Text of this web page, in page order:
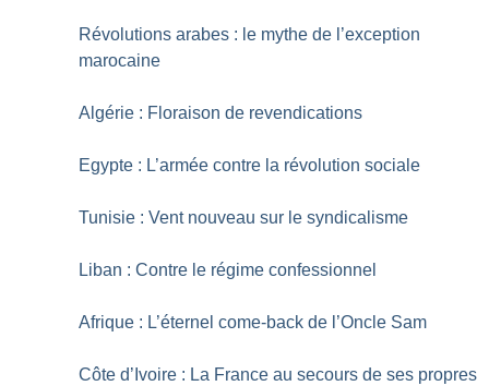
Révolutions arabes : le mythe de l’exception
marocaine
Algérie : Floraison de revendications
Egypte : L’armée contre la révolution sociale
Tunisie : Vent nouveau sur le syndicalisme
Liban : Contre le régime confessionnel
Afrique : L’éternel come-back de l’Oncle Sam
Côte d’Ivoire : La France au secours de ses propres